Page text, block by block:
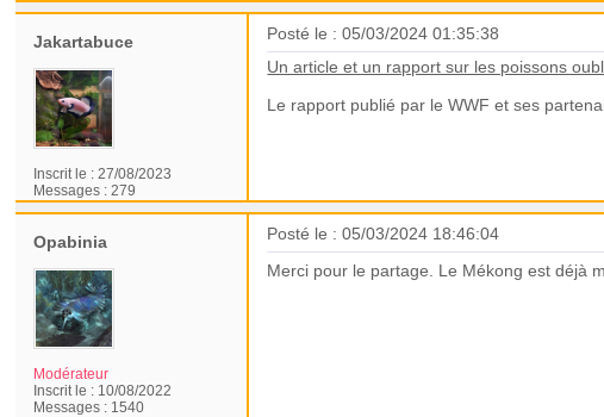
Jakartabuce
Inscrit le :27/08/2023
Messages :279
Posté le : 05/03/2024 01:35:38
Un article et un rapport sur les poissons
Le rapport publié par le WWF et ses
Opabinia
Modérateur
Inscrit le : 10/08/2022
Messages : 1540
Posté le : 05/03/2024 18:46:04
Merci pour le partage. Le Mékong est déjà